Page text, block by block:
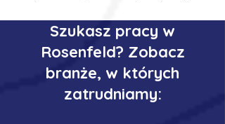
Szukasz pracy w
Rosenfeld? Zobacz
branże, w których
zatrudniamy: